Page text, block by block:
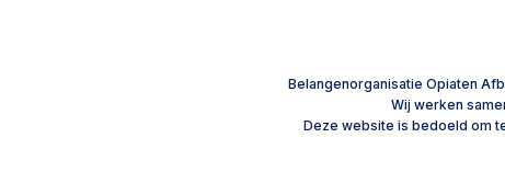
​Belangenorganisatie Opiaten
Wij werken
Deze website is bedoeld om